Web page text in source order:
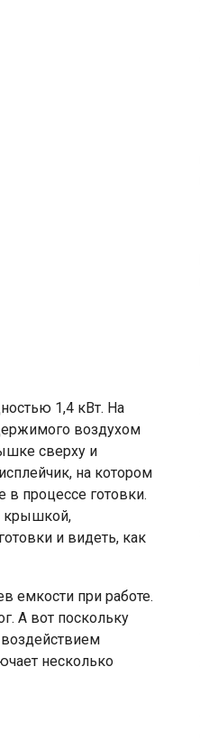
1,4 кВт. На
воздухом
сверху и
на котором
процессе готовки.
крышкой,
и видеть, как
емкости при работе.
А вот поскольку
несколько